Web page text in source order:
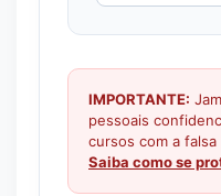
IMPORTANTE:
pessoais
cursos com a
Saiba como se